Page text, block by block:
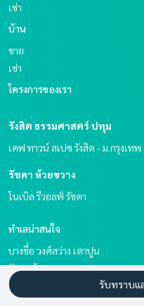
เช่า
บ้าน
ขาย
เช่า
โครงการของเรา
รังสิต ธรรมศาสตร์ ปทุม
เคฟ ทาวน์ สเปซ รังสิต - ม.กรุงเทพ
รัชดา ห้วยขวาง
โนเบิล รีวอลฟ์ รัชดา
ทำเลน่าสนใจ
บางซื่อ วงศ์สว่าง เตาปูน
รัชดา ห้วยขวาง
พระราม 9 เพชรบุรีตัดใหม่ RCA
รับทราบแ